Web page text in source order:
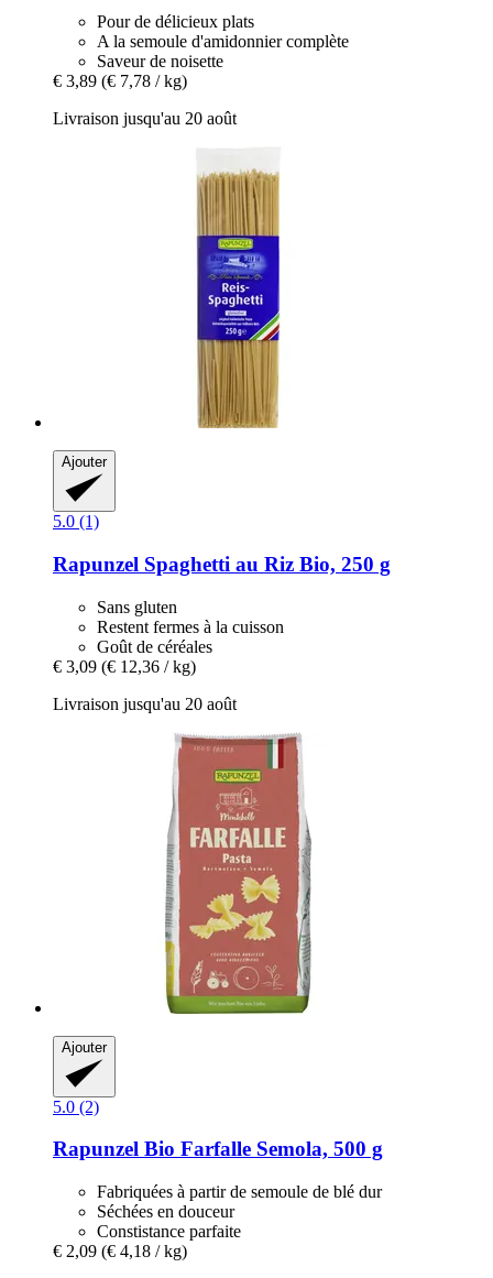
Pour de délicieux plats
A la semoule d'amidonnier complète
Saveur de noisette
€ 3,89 (€ 7,78 / kg)
Livraison jusqu'au 20 août
Ajouter
5.0 (1)
Rapunzel Spaghetti au Riz Bio, 250 g
Sans gluten
Restent fermes à la cuisson
Goût de céréales
€ 3,09 (€ 12,36 / kg)
Livraison jusqu'au 20 août
Ajouter
5.0 (2)
Rapunzel Bio Farfalle Semola, 500 g
Fabriquées à partir de semoule de blé dur
Séchées en douceur
Constistance parfaite
€ 2,09 (€ 4,18 / kg)